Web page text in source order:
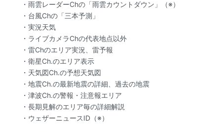
・雨雲レーダーChの「雨雲カウントダウン」（※）
・台風Chの「三本予測」
・実況天気
・ライブカメラChの代表地点以外
・雷Chのエリア実況、雷予報
・衛星Ch.のエリア表示
・天気図Ch.の予想天気図
・地震Ch.の最新地震の詳細、過去の地震
・津波Ch.の警報・注意報エリア
・長期見解のエリア毎の詳細解説
・ウェザーニュースID（※）